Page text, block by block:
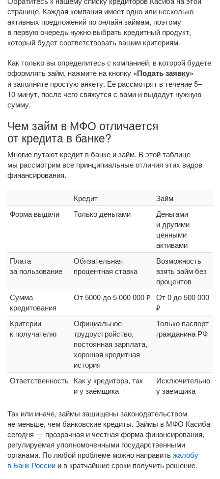
странице. Каждая компания имеет одно или несколько
активных предложений по онлайн займам, поэтому
в первую очередь нужно выбрать кредитный продукт,
который будет соответствовать вашим критериям.
Как только вы определитесь с компанией, в которой будете
оформлять займ, нажмите на кнопку «Подать заявку»
и заполните простую анкету. Её рассмотрят в течение 5–
10 минут, после чего свяжутся с вами и выдадут нужную
сумму.
Чем займ в МФО отличается
от кредита в банке?
Многие путают кредит в банке и займ. В этой таблице
мы рассмотрим все принципиальные отличия этих видов
финансирования.
Кредит
Займ
Форма выдачи
Только деньгами
Деньгами
и другими
ценными
активами
Плата
за пользование
Обязательная
процентная ставка
Возможность
взять займ без
процентов
Сумма
кредитования
От 5000 до 5 000 000 ₽ От 0 до 500 000
₽
Критерии
к получателю
Официальное
трудоустройство,
постоянная зарплата,
хорошая кредитная
история
Только паспорт
гражданина РФ
Ответственность Как у кредитора, так
и у заёмщика
Исключительно
у заемщика
Так или иначе, займы защищены законодательством
не меньше, чем банковские кредиты. Займы в МФО Касиба
сегодня — прозрачная и честная форма финансирования,
регулируемая уполномоченными государственными
органами. По любой проблеме можно направитьжалобу
в Банк России и в кратчайшие сроки получить решение.